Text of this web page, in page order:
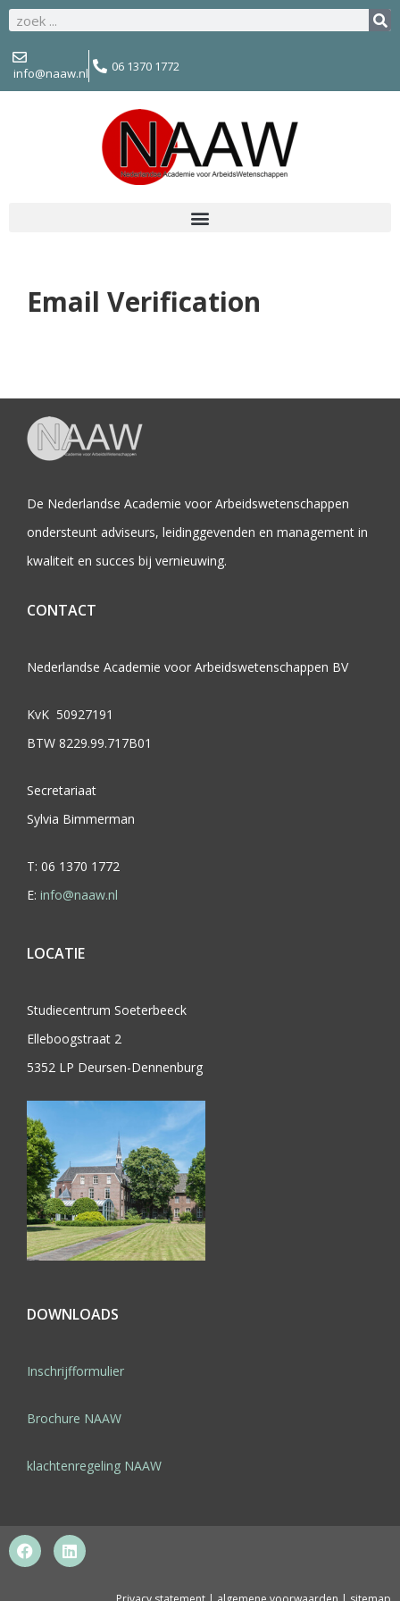
info@naaw.nl 06 1370 1772
Email Verification
De Nederlandse Academie voor Arbeidswetenschappen
ondersteunt adviseurs, leidinggevenden en management in
kwaliteit en succes bij vernieuwing.
CONTACT
Nederlandse Academie voor Arbeidswetenschappen BV
KvK 50927191
BTW 8229.99.717B01
Secretariaat
Sylvia Bimmerman
T: 06 1370 1772
E: info@naaw.nl
LOCATIE
Studiecentrum Soeterbeeck
Elleboogstraat 2
5352 LP Deursen-Dennenburg
DOWNLOADS
Inschrijfformulier
Brochure NAAW
klachtenregeling NAAW